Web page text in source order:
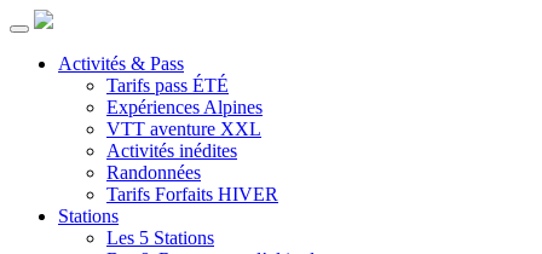
Activités & Pass
Tarifs pass ÉTÉ
Expériences Alpines
VTT aventure XXL
Activités inédites
Randonnées
Tarifs Forfaits HIVER
Stations
Les 5 Stations